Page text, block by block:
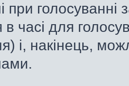
при
часі для
і, накінець,